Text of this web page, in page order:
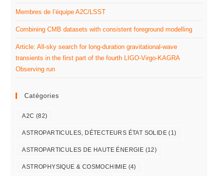
Membres de l’équipe A2C/LSST
Combining CMB datasets with consistent foreground modelling
Article: All-sky search for long-duration gravitational-wave
transients in the first part of the fourth LIGO-Virgo-KAGRA
Observing run
Catégories
A2C (82)
ASTROPARTICULES, DÉTECTEURS ÉTAT SOLIDE (1)
ASTROPARTICULES DE HAUTE ÉNERGIE (12)
ASTROPHYSIQUE & COSMOCHIMIE (4)